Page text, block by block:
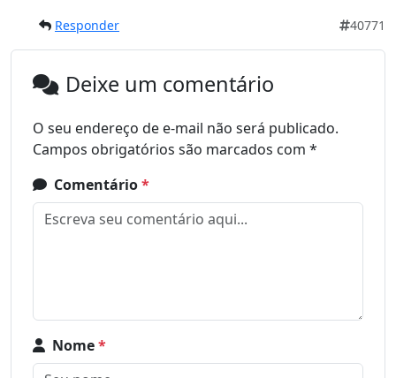
Responder 40771
Deixe um comentário
O seu endereço de e-mail não será publicado.
Campos obrigatórios são marcados com *
Comentário*
Nome*